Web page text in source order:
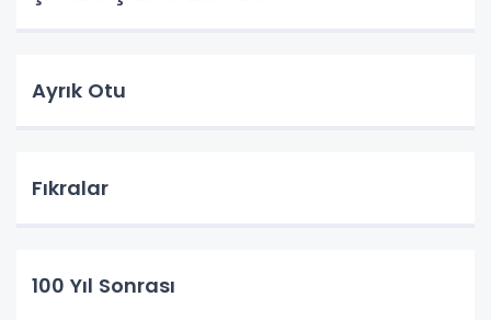
Ayrık Otu
Fıkralar
100 Yıl Sonrası